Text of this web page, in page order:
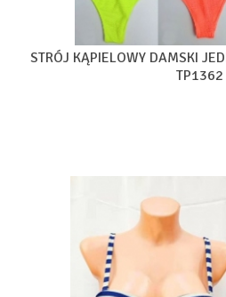
STRÓJ KĄPIELOWY DAMSKI
TP1362